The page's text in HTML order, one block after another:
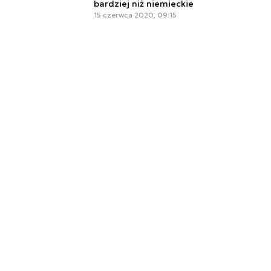
bardziej niż niemieckie
15 czerwca 2020, 09:15